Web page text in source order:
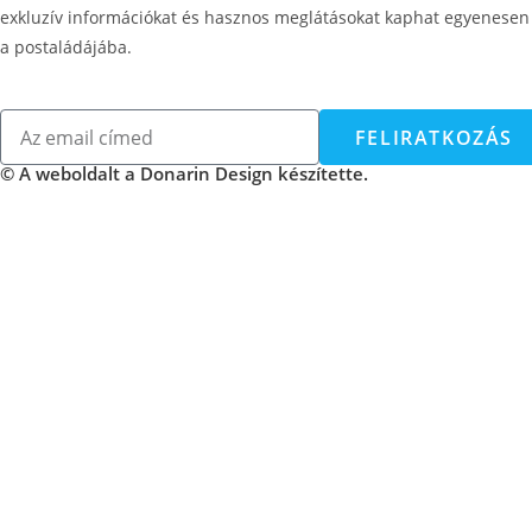
exkluzív információkat és hasznos meglátásokat kaphat egyenesen
a postaládájába.
FELIRATKOZÁS
© A weboldalt a Donarin Design készítette.